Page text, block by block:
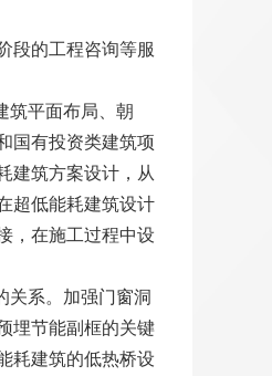
段的工程咨询等服
筑平面布局、朝
国有投资类建筑项
建筑方案设计，从
超低能耗建筑设计
，在施工过程中设
关系。加强门窗洞
埋节能副框的关键
耗建筑的低热桥设